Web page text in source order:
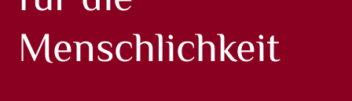
Menschlichkeit